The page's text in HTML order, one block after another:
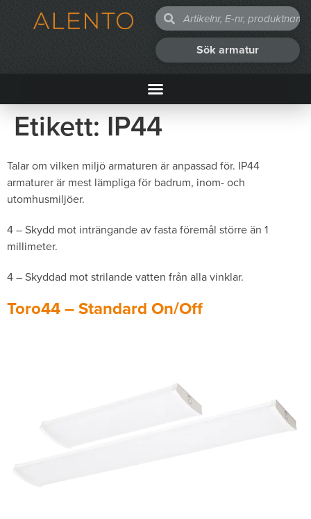
Sök armatur
Etikett:IP44
Talar om vilken miljö armaturen är anpassad för. IP44
armaturer är mest lämpliga för badrum, inom- och
utomhusmiljöer.
4 – Skydd mot inträngande av fasta föremål större än 1
millimeter.
4 – Skyddad mot strilande vatten från alla vinklar.
Toro44 – Standard On/Off